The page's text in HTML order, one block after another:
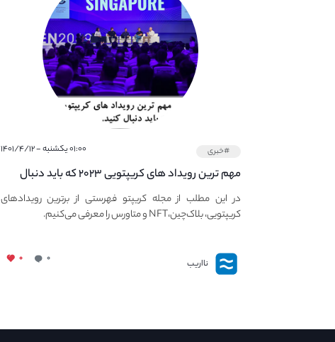
#خبری ۰۱:۰۰ یکشنبه - ۱۴۰۱/۴/۱۲
مهم ترین رویداد های کریپتویی ۲۰۲۳ که باید دنبال
کنید – معرفی بهترین رویداد های جهانی
در این مطلب از مجله کریپتو فهرستی از برترین رویدادهای
کریپتویی، بلاک‌چین،NFT و متاورس را معرفی می‌کنیم.
نااریب ۰ ۰